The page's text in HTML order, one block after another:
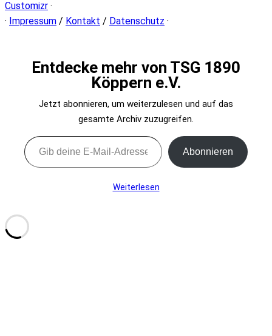
Customizr ·
· Impressum / Kontakt / Datenschutz ·
Entdecke mehr von TSG 1890
Köppern e.V.
Jetzt abonnieren, um weiterzulesen und auf das
gesamte Archiv zuzugreifen.
Gib deine E-Mail-Adresse ein ...
Abonnieren
Weiterlesen